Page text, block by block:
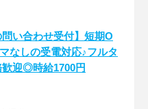
問い合わせ受付】短期O
なしの受電対応♪フルタ
歓迎◎時給1700円